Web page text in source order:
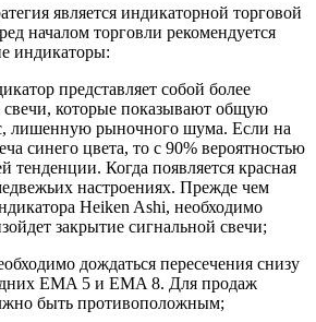
является индикаторной торговой
началом торговли рекомендуется
индикаторы:
представляет собой более
свечи, которые показывают общую
лишенную рыночного шума. Если на
синего цвета, то с 90% вероятностью
тенденции. Когда появляется красная
настроениях. Прежде чем
Heiken Ashi, необходимо
закрытие сигнальной свечи;
дождаться пересечения снизу
EMA 5 и EMA 8. Для продаж
быть противоположным;